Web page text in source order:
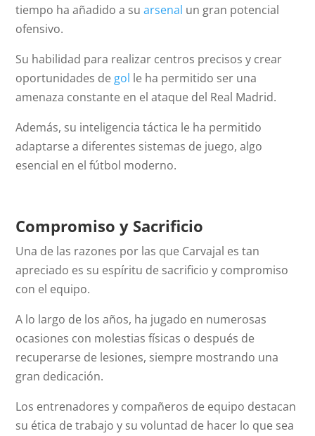
tiempo ha añadido a suarsenal un gran potencial
ofensivo.
Su habilidad para realizar centros precisos y crear
oportunidades degol le ha permitido ser una
amenaza constante en el ataque del Real Madrid.
Además, su inteligencia táctica le ha permitido
adaptarse a diferentes sistemas de juego, algo
esencial en el fútbol moderno.
Compromiso y Sacrificio
Una de las razones por las que Carvajal es tan
apreciado es su espíritu de sacrificio y compromiso
con el equipo.
A lo largo de los años, ha jugado en numerosas
ocasiones con molestias físicas o después de
recuperarse de lesiones, siempre mostrando una
gran dedicación.
Los entrenadores y compañeros de equipo destacan
su ética de trabajo y su voluntad de hacer lo que sea